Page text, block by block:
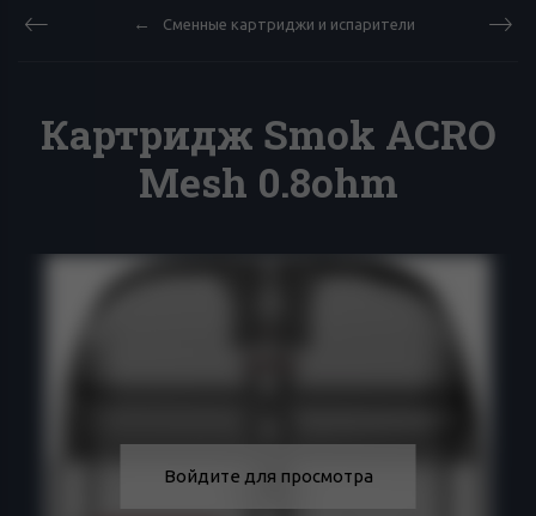
Сменные картриджи и испарители
Картридж Smok ACRO
Mesh 0.8ohm
Войдите для просмотра